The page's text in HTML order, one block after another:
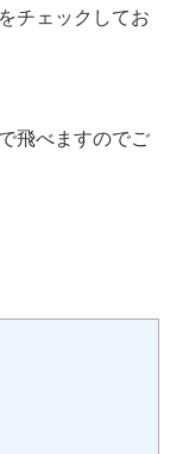
チェックしてお
飛べますのでご